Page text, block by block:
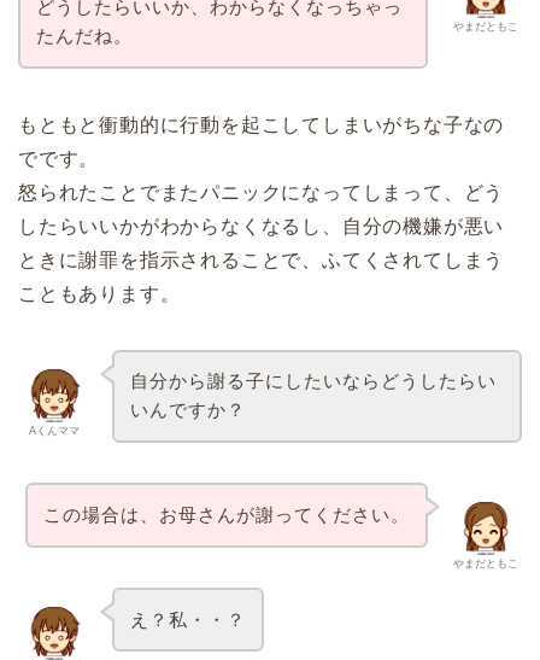
やまだともこ
どうしたらいいか、わからなくなっちゃっ
たんだね。
もともと衝動的に行動を起こしてしまいがちな子なの
でです。
怒られたことでまたパニックになってしまって、どう
したらいいかがわからなくなるし、自分の機嫌が悪い
ときに謝罪を指示されることで、ふてくされてしまう
こともあります。
Aくんママ
自分から謝る子にしたいならどうしたらい
いんですか？
やまだともこ
この場合は、お母さんが謝ってください。
え？私・・？